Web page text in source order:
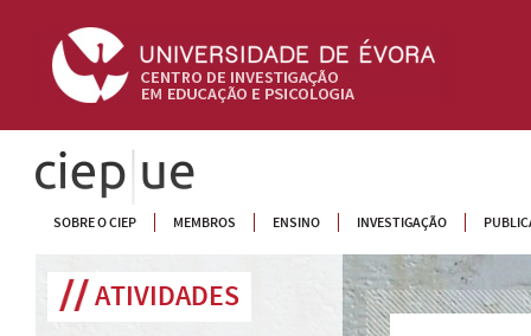
CIEP
SOBRE O CIEP MEMBROS ENSINO INVESTIGAÇÃO
ATIVIDADES